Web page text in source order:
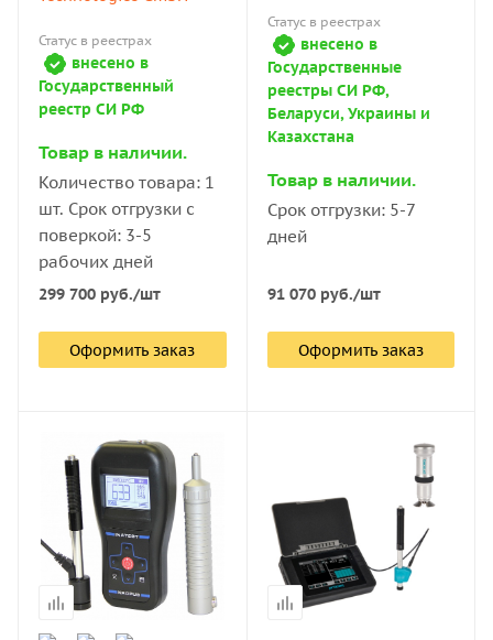
Статус в реестрах
внесено в
Государственный
реестр СИ РФ
Товар в наличии.
Количество товара: 1
шт. Срок отгрузки с
поверкой: 3-5
рабочих дней
299 700 руб./шт
Оформить заказ
Статус в реестрах
внесено в
Государственные
реестры СИ РФ,
Беларуси, Украины и
Казахстана
Товар в наличии.
Срок отгрузки: 5-7
дней
91 070руб./шт
Оформить заказ